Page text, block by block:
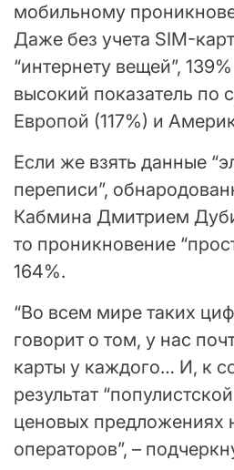
мобильному
Даже без учета SIM-
“интернету вещей”,
высокий показатель по
Европой (117%) и
Если же взять данные
переписи”,
Кабмина Дмитрием
то проникновение
164%.
“Во всем мире таких
говорит о том, у нас
карты у каждого… И, к
результат
ценовых предложениях
операторов”, –